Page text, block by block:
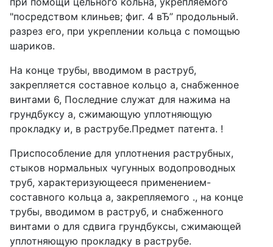
"посредством клиньев; фиг. 4 вЂ” продольный.
разрез его, при укреплении кольца с помощью
шариков.
На конце трубы, вводимом в раструб,
закрепляется составное кольцо а, снабженное
винтами 6, Последние служат для нажима на
грундбуксу а, сжимающую уплотняющую
прокладку и, в раструбе.Предмет патента. !
Приспособление для уплотнения раструбных,
стыков нормальных чугунных водопроводных
труб, характеризующееся применением-
составного кольца а, закрепляемого ., на конце
трубы, вводимом в раструб, и снабженного
винтами о для сдвига грундбуксы, сжимающей
уплотняющую прокладку в раструбе.